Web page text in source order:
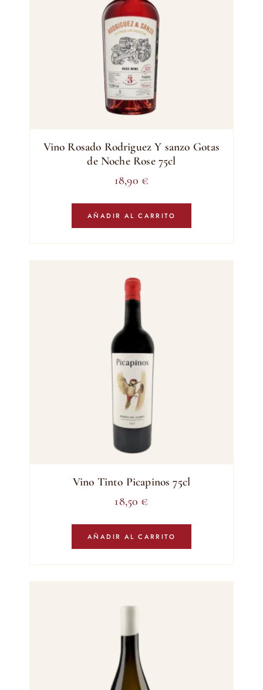
Vino Rosado Rodriguez Y sanzo Gotas
de Noche Rose 75cl
18,90 €
AÑADIR AL CARRITO
Vino Tinto Picapinos 75cl
18,50 €
AÑADIR AL CARRITO